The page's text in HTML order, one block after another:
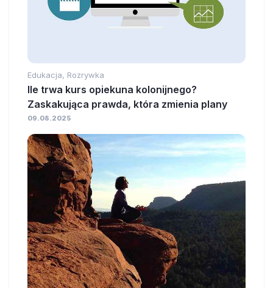
Edukacja, Rozrywka
Ile trwa kurs opiekuna kolonijnego?
Zaskakująca prawda, która zmienia plany
09.08.2025